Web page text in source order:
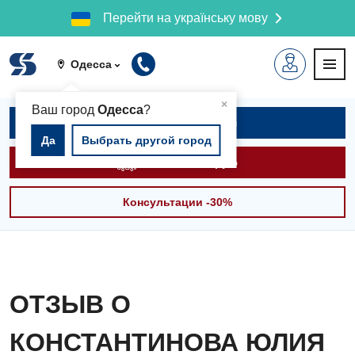
Перейти на українську мову
Одесса
×
Ваш город Одесса?
Да Выбрать другой город
Записаться на приём
Вызвать скорую
Консультации -30%
ОТЗЫВ О
КОНСТАНТИНОВА ЮЛИЯ